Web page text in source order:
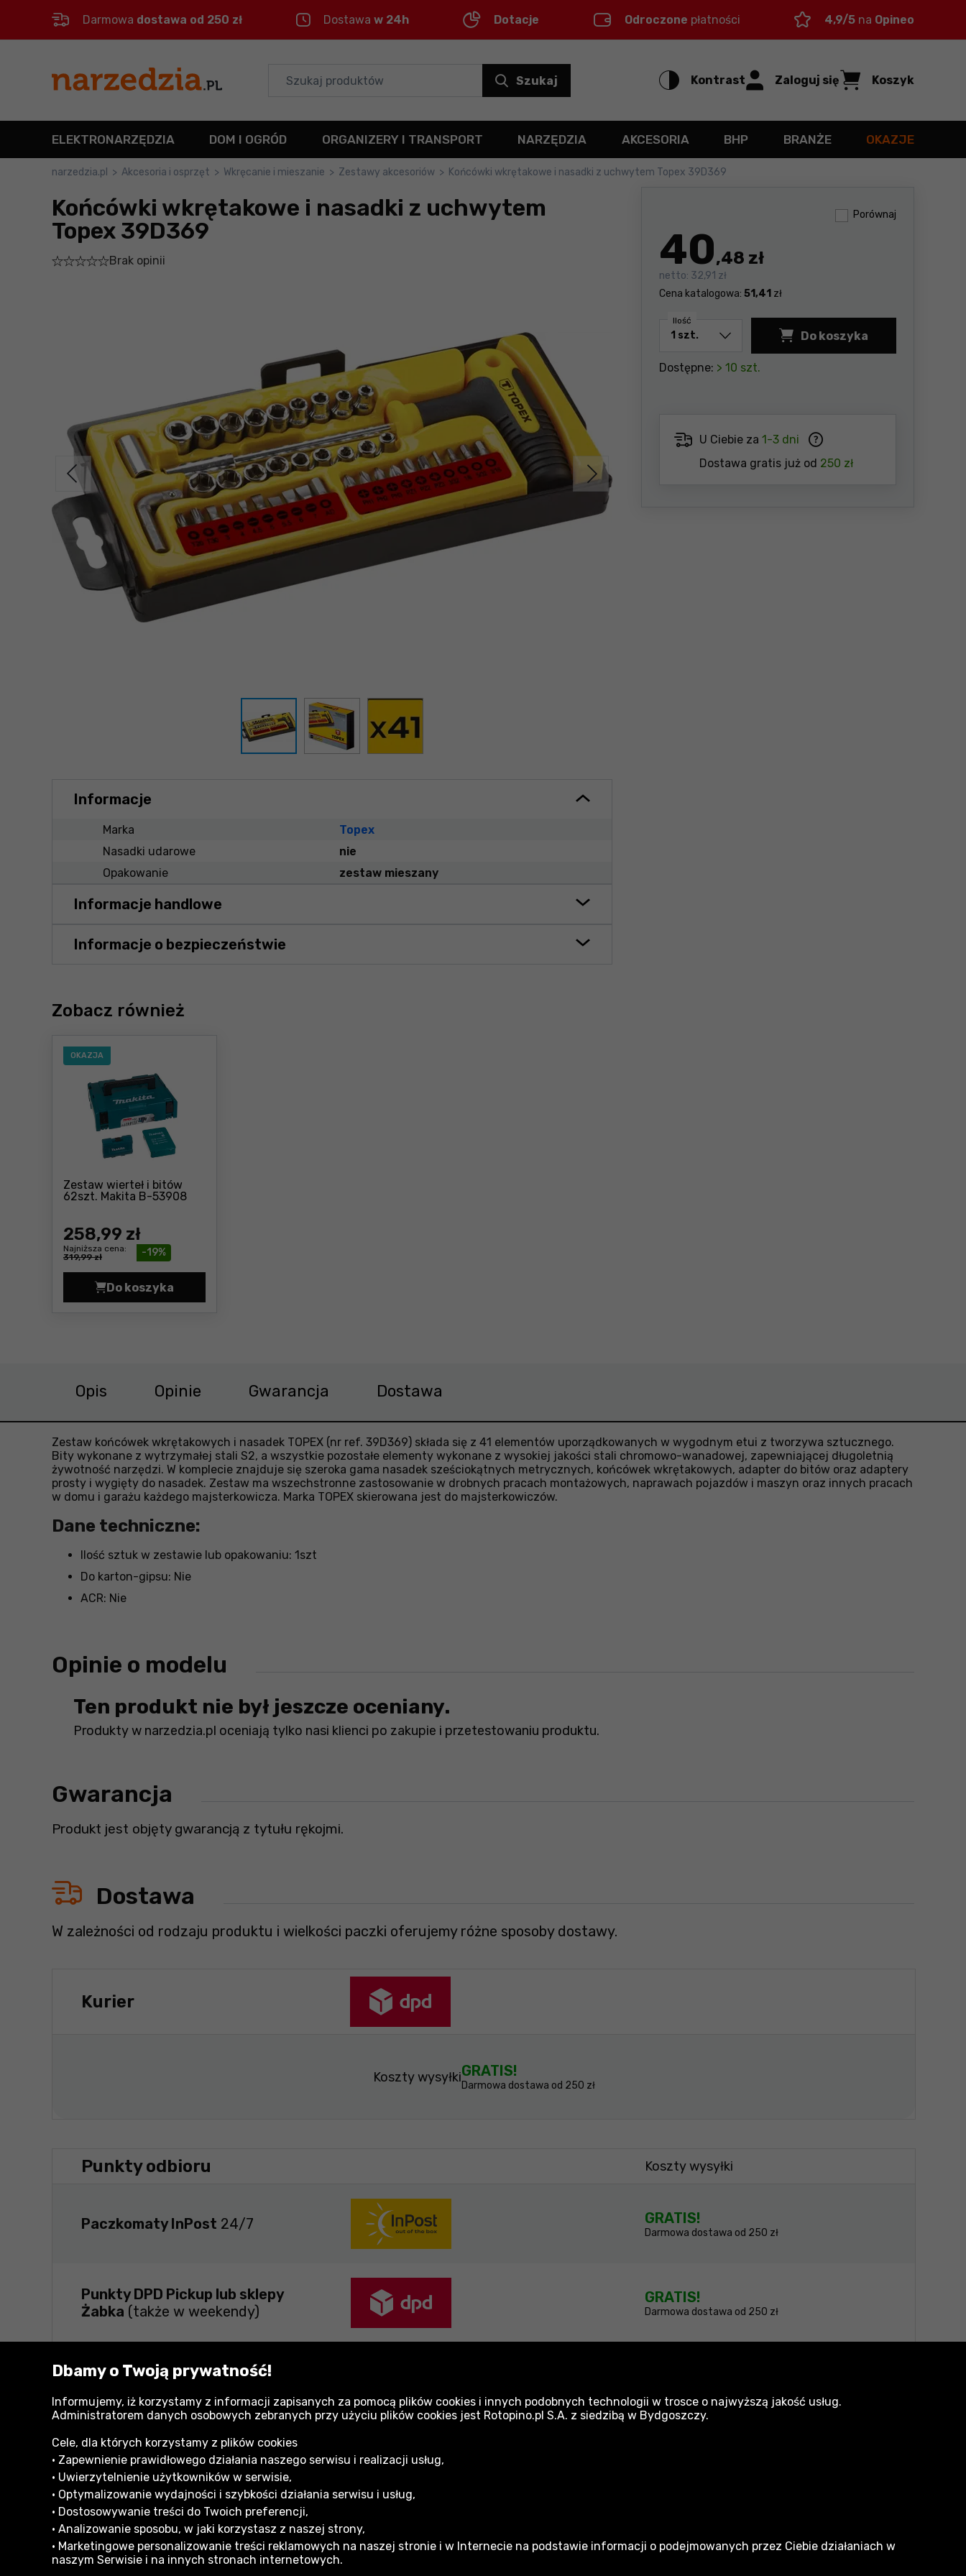
Menu główne
Informacje o produkcie
Do koszyka
Szczegółowe informacje
Stopka
Darmowa dostawa od 250 zł Dostawa w 24h Dotacje Odroczone płatności 4,9/5 na Opineo
Szukaj Kontrast Zaloguj się Koszyk
ELEKTRONARZĘDZIA DOM I OGRÓD ORGANIZERY I TRANSPORT NARZĘDZIA AKCESORIA BHP BRANŻE OKAZJE
narzedzia.pl > Akcesoria i osprzęt > Wkręcanie i mieszanie > Zestawy akcesoriów > Końcówki wkrętakowe i nasadki z uchwytem Topex 39D369
Końcówki wkrętakowe i nasadki z uchwytem
Topex 39D369
Brak opinii
Porównaj
40,48 zł
netto: 32,91 zł
Cena katalogowa: 51,41 zł
Ilość
Do koszyka
Końcówki wkrętakowe i
Dostępne: > 10 szt.
U Ciebie za 1-3 dni
Dostawa gratis już od 250 zł
Informacje
Marka
Topex
Nasadki udarowe
nie
Opakowanie
zestaw mieszany
Informacje handlowe
Informacje o bezpieczeństwie
Zobacz również
OKAZJA
Zestaw wierteł i bitów
62szt. Makita B-53908
258,99 zł
Najniższa cena:
319,99 zł
-19%
Do koszyka
Zestaw wierteł i bitów 62szt. Makita B-53908 Cena 258,99 zł
Opis Opinie Gwarancja Dostawa
Zestaw końcówek wkrętakowych i nasadek TOPEX (nr ref. 39D369) składa się z 41 elementów uporządkowanych w wygodnym etui z tworzywa sztucznego.
Bity wykonane z wytrzymałej stali S2, a wszystkie pozostałe elementy wykonane z wysokiej jakości stali chromowo-wanadowej, zapewniającej długoletnią
żywotność narzędzi. W komplecie znajduje się szeroka gama nasadek sześciokątnych metrycznych, końcówek wkrętakowych, adapter do bitów oraz adaptery
prosty i wygięty do nasadek. Zestaw ma wszechstronne zastosowanie w drobnych pracach montażowych, naprawach pojazdów i maszyn oraz innych pracach
w domu i garażu każdego majsterkowicza. Marka TOPEX skierowana jest do majsterkowiczów.
Dane techniczne:
Ilość sztuk w zestawie lub opakowaniu: 1szt
Do karton-gipsu: Nie
ACR: Nie
Opinie o modelu
Ten produkt nie był jeszcze oceniany.
Produkty w narzedzia.pl oceniają tylko nasi klienci po zakupie i przetestowaniu produktu.
Gwarancja
Produkt jest objęty gwarancją z tytułu rękojmi.
Dostawa
W zależności od rodzaju produktu i wielkości paczki oferujemy różne sposoby dostawy.
Kurier
Koszty wysyłkiGRATIS!
Darmowa dostawa od 250 zł
Punkty odbioru Koszty wysyłki
Paczkomaty InPost 24/7 GRATIS!
Darmowa dostawa od 250 zł
Punkty DPD Pickup lub sklepy
Żabka (także w weekendy)
GRATIS!
Darmowa dostawa od 250 zł
Zapewniamy, że wysyłane przez nas przesyłki pakowane są z najwyższą dbałością. Dokładamy wszelkich starań, aby produkty były
odpowiednio zabezpieczone na czas transportu.
Informacje dla Klienta
Formy płatności
Zakupy na raty
Reklamacja gwarancyjna
Regulamin sklepu
Dlaczego my
Dbamy o Twoją prywatność!
Informujemy, iż korzystamy z informacji zapisanych za pomocą plików cookies i innych podobnych technologii w trosce o najwyższą jakość usług.
Administratorem danych osobowych zebranych przy użyciu plików cookies jest Rotopino.pl S.A. z siedzibą w Bydgoszczy.
Cele, dla których korzystamy z plików cookies
• Zapewnienie prawidłowego działania naszego serwisu i realizacji usług,
• Uwierzytelnienie użytkowników w serwisie,
• Optymalizowanie wydajności i szybkości działania serwisu i usług,
• Dostosowywanie treści do Twoich preferencji,
• Analizowanie sposobu, w jaki korzystasz z naszej strony,
• Marketingowe personalizowanie treści reklamowych na naszej stronie i w Internecie na podstawie informacji o podejmowanych przez Ciebie działaniach w
naszym Serwisie i na innych stronach internetowych.